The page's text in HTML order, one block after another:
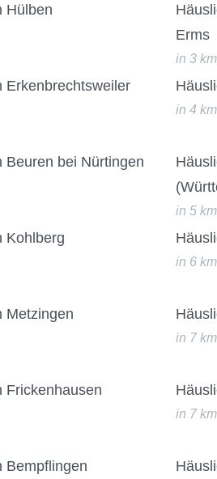
Hülben
Erms
in 3
Erkenbrechtsweiler
in 4
Beuren bei Nürtingen
in 5
Kohlberg
in 6
Metzingen
in 7
Frickenhausen
in 7
Bempflingen